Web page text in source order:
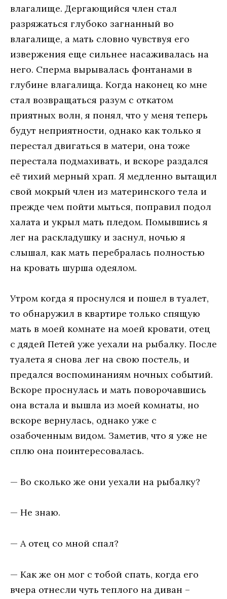
влагалище. Дергающийся член стал
разряжаться глубоко загнанный во
влагалище, а мать словно чувствуя его
извержения еще сильнее насаживалась на
него. Сперма вырывалась фонтанами в
глубине влагалища. Когда наконец ко мне
стал возвращаться разум с откатом
приятных волн, я понял, что у меня теперь
будут неприятности, однако как только я
перестал двигаться в матери, она тоже
перестала подмахивать, и вскоре раздался
её тихий мерный храп. Я медленно вытащил
свой мокрый член из материнского тела и
прежде чем пойти мыться, поправил подол
халата и укрыл мать пледом. Помывшись я
лег на раскладушку и заснул, ночью я
слышал, как мать перебралась полностью
на кровать шурша одеялом.
Утром когда я проснулся и пошел в туалет,
то обнаружил в квартире только спящую
мать в моей комнате на моей кровати, отец
с дядей Петей уже уехали на рыбалку. После
туалета я снова лег на свою постель, и
предался воспоминаниям ночных событий.
Вскоре проснулась и мать поворочавшись
она встала и вышла из моей комнаты, но
вскоре вернулась, однако уже с
озабоченным видом. Заметив, что я уже не
сплю она поинтересовалась.
— Во сколько же они уехали на рыбалку?
— Не знаю.
— А отец со мной спал?
— Как же он мог с тобой спать, когда его
вчера отнесли чуть теплого на диван –